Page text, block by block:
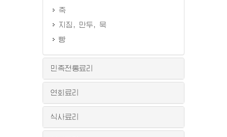
죽
지짐, 만두, 묵
빵
민족전통료리
연회료리
식사료리